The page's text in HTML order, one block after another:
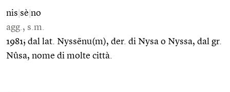
nis sè no
agg., s.m.
1981; dal lat. Nyssēnu(m), der. di Nysa o Nyssa, dal gr.
Nûsa, nome di molte città.